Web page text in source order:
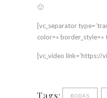
🙂
[vc_separator
color=» border_style=»
[vc_video link=’https://
Tags: BODAS